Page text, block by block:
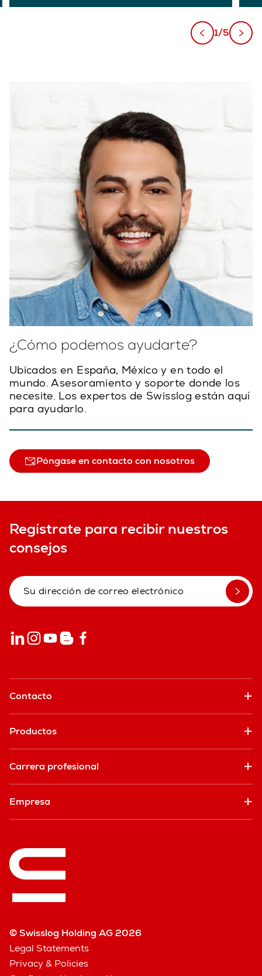
1/5
¿Cómo podemos ayudarte?
Ubicados en España, México y en todo el
mundo. Asesoramiento y soporte donde los
necesite. Los expertos de Swisslog están aquí
para ayudarlo.
Póngase en contacto con nosotros
Regístrate para recibir nuestros
consejos
Contacto
Productos
Carrera profesional
Empresa
© Swisslog Holding AG 2026
Legal Statements
Privacy & Policies